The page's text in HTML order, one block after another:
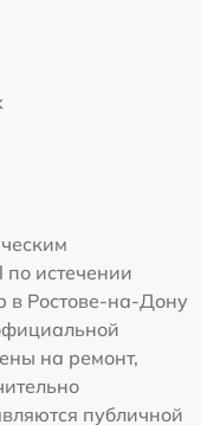
истечении
в Ростове-на-Дону
на ремонт,
публичной